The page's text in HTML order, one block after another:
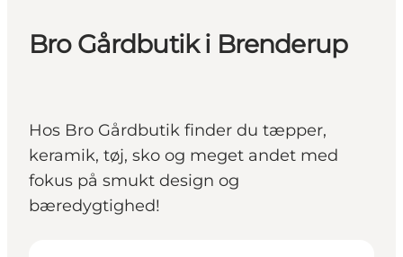
Bro Gårdbutik i Brenderup
Hos Bro Gårdbutik finder du tæpper,
keramik, tøj, sko og meget andet med
fokus på smukt design og
bæredygtighed!